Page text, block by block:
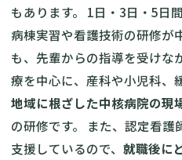
もあります。 1日・3日・5日
病棟実習や看護技術の研修が
も、先輩からの指導を受けな
療を中心に、産科や小児科、
地域に根ざした中核病院の現
の研修です。 また、認定看
支援しているので、 就職後に